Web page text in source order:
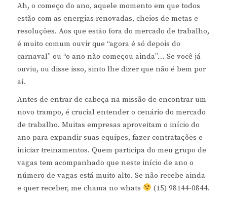
Ah, o começo do ano, aquele momento em que todos
estão com as energias renovadas, cheios de metas e
resoluções. Aos que estão fora do mercado de trabalho,
é muito comum ouvir que “agora é só depois do
carnaval” ou “o ano não começou ainda”… Se você já
ouviu, ou disse isso, sinto lhe dizer que não é bem por
aí.
Antes de entrar de cabeça na missão de encontrar um
novo trampo, é crucial entender o cenário do mercado
de trabalho. Muitas empresas aproveitam o início do
ano para expandir suas equipes, fazer contratações e
iniciar treinamentos. Quem participa do meu grupo de
vagas tem acompanhado que neste início de ano o
número de vagas está muito alto. Se não recebe ainda
e quer receber, me chama no whats
(15) 98144-0844.